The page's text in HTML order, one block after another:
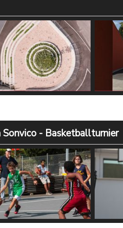
- Basketballturnier